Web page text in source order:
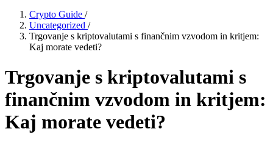
Crypto Guide /
Uncategorized /
Trgovanje s kriptovalutami s finančnim vzvodom in kritjem:
Kaj morate vedeti?
Trgovanje s kriptovalutami s
finančnim vzvodom in kritjem:
Kaj morate vedeti?